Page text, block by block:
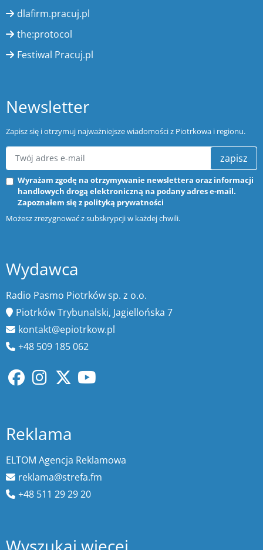
dlafirm.pracuj.pl
the:protocol
Festiwal Pracuj.pl
Newsletter
Zapisz się i otrzymuj najważniejsze wiadomości z Piotrkowa i regionu.
zapisz
Wyrażam zgodę na otrzymywanie newslettera oraz informacji
handlowych drogą elektroniczną na podany adres e-mail.
Zapoznałem się z polityką prywatności
Możesz zrezygnować z subskrypcji w każdej chwili.
Wydawca
Radio Pasmo Piotrków sp. z o.o.
Piotrków Trybunalski, Jagiellońska 7
kontakt@epiotrkow.pl
+48 509 185 062
Reklama
ELTOM Agencja Reklamowa
reklama@strefa.fm
+48 511 29 29 20